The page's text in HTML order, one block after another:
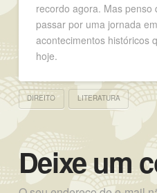
recordo agora. Mas penso
passar por uma jornada
acontecimentos históricos
hoje.
DIREITO LITERATURA
Deixe um